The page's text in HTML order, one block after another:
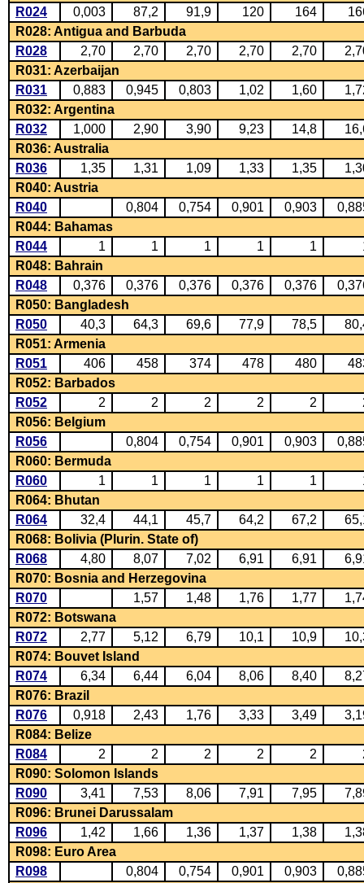
R024
0,003 87,2 91,9 120 164
R028: Antigua and Barbuda
R028
2,70 2,70 2,70 2,70 2,70
R031: Azerbaijan
R031
0,883 0,945 0,803 1,02 1,60
R032: Argentina
R032
1,000 2,90 3,90 9,23 14,8
R036: Australia
R036
1,35 1,31 1,09 1,33 1,35
R040: Austria
R040
0,804 0,754 0,901 0,903
R044: Bahamas
R044
1 1 1 1 1
R048: Bahrain
R048
0,376 0,376 0,376 0,376 0,376
R050: Bangladesh
R050
40,3 64,3 69,6 77,9 78,5
R051: Armenia
R051
406 458 374 478 480
R052: Barbados
R052
2 2 2 2 2
R056: Belgium
R056
0,804 0,754 0,901 0,903
R060: Bermuda
R060
1 1 1 1 1
R064: Bhutan
R064
32,4 44,1 45,7 64,2 67,2
R068: Bolivia (Plurin. State of)
R068
4,80 8,07 7,02 6,91 6,91
R070: Bosnia and Herzegovina
R070
1,57 1,48 1,76 1,77
R072: Botswana
R072
2,77 5,12 6,79 10,1 10,9
R074: Bouvet Island
R074
6,34 6,44 6,04 8,06 8,40
R076: Brazil
R076
0,918 2,43 1,76 3,33 3,49
R084: Belize
R084
2 2 2 2 2
R090: Solomon Islands
R090
3,41 7,53 8,06 7,91 7,95
R096: Brunei Darussalam
R096
1,42 1,66 1,36 1,37 1,38
R098: Euro Area
R098
0,804 0,754 0,901 0,903